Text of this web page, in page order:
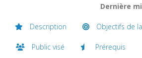
Dernière
Description Objectifs de
Public visé Prérequis